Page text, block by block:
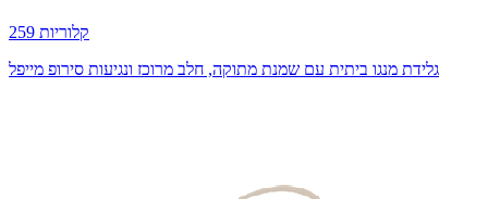
259 קלוריות
גלידת מנגו ביתית עם שמנת מתוקה, חלב מרוכז ונגיעות סירופ מייפל